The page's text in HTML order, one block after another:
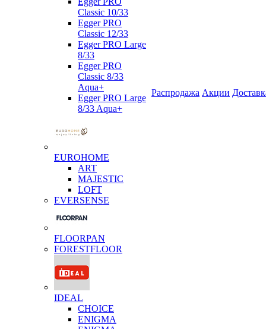
Classic 10/33
Egger PRO
Classic 12/33
Egger PRO Large
8/33
Egger PRO
Classic 8/33
Aqua+
Egger PRO Large
8/33 Aqua+
EUROHOME
ART
MAJESTIC
LOFT
EVERSENSE
FLOORPAN
FORESTFLOOR
IDEAL
CHOICE
ENIGMA
Распродажа Акции